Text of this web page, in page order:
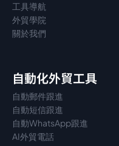
工具導航
外貿學院
關於我們
自動化外貿工具
自動郵件跟進
自動短信跟進
自動WhatsApp跟進
AI外貿電話